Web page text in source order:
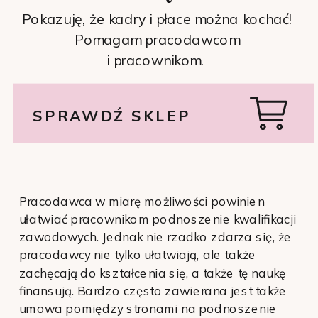
Pracodawca w miarę możliwości powinien
ułatwiać pracownikom podnoszenie kwalifikacji
zawodowych. Jednak nie rzadko zdarza się, że
pracodawcy nie tylko ułatwiają, ale także
zachęcają do kształcenia się, a także tę naukę
finansują. Bardzo często zawierana jest także
umowa pomiędzy stronami na podnoszenie
Pokazuję, że kadry i płace można kochać!
Pomagam pracodawcom
i pracownikom.
SPRAWDŹ SKLEP